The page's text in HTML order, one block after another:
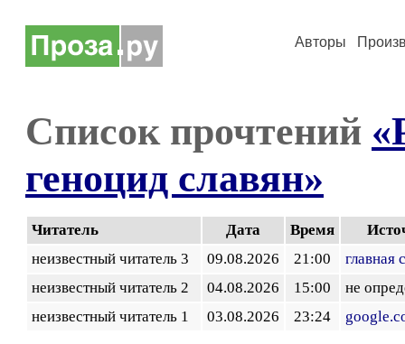
Авторы
Список прочтений
геноцид славян»
Читатель Дата Время
неизвестный читатель 3
09.08.2026 21:00
главная
неизвестный читатель 2
04.08.2026 15:00
не
неизвестный читатель 1
03.08.2026 23:24